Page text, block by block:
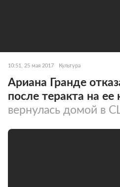
10:51, 25 мая 2017 Культура
Ариана Гранде
после теракта на ее
вернулась домой в